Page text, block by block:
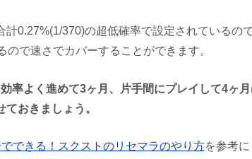
計0.27%(1/370)の超低確率で設定されているの
で速さでカバーすることができます。
率よく進めて3ヶ月、片手間にプレイして4ヶ月
おきましょう。
でできる！スクストのリセマラのやり方を参考